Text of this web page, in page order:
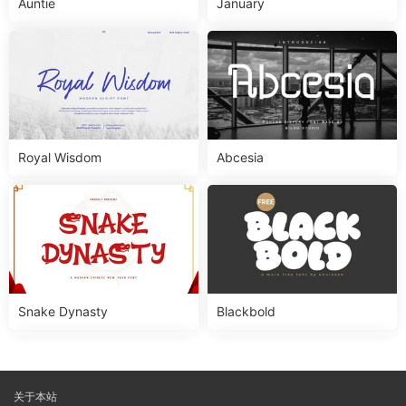
Royal Wisdom Abcesia
Snake Dynasty Blackbold
关于本站